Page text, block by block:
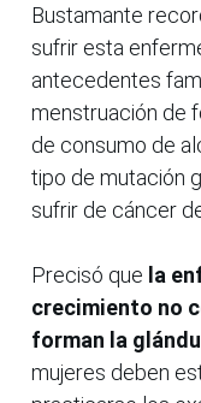
Bustamante
sufrir esta
antecedentes
menstruación de
de consumo de
tipo de mutación
sufrir de cáncer
Precisó que la
crecimiento no
forman la
mujeres deben